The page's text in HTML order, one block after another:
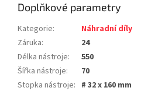
Doplňkové parametry
Kategorie:
Náhradní díly
Záruka:
24
Délka nástroje:
550
Šířka nástroje:
70
Stopka nástroje: # 32 x 160 mm